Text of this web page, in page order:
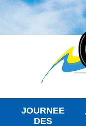
JOURNEE
DES